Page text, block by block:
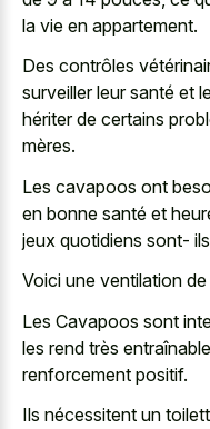
la vie en appartement.
Des contrôles
surveiller leur santé et
hériter de certains
mères.
Les cavapoos ont
en bonne santé et
jeux quotidiens sont-
Voici une ventilation
Les Cavapoos sont
les rend très
renforcement positif.
Ils nécessitent un